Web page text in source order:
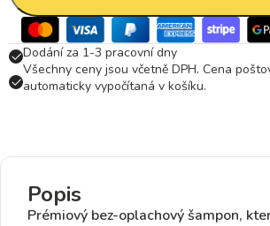
Dodání za 1-3 pracovní dny
Všechny ceny jsou včetně DPH. Cena
automaticky vypočítaná v košíku.
Popis
Prémiový bez-oplachový šampon,